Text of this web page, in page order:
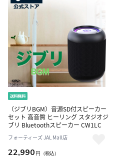
（ジブリBGM）音源SD付スピーカー
セット 高音質 ヒーリング スタジオジ
ブリ Bluetoothスピーカー CW1LC
フォーティーズ JAL Mall店
22,990 円 （税込）